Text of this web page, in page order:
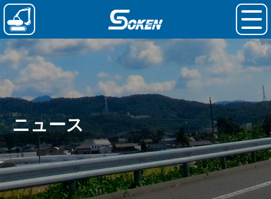
ニュース